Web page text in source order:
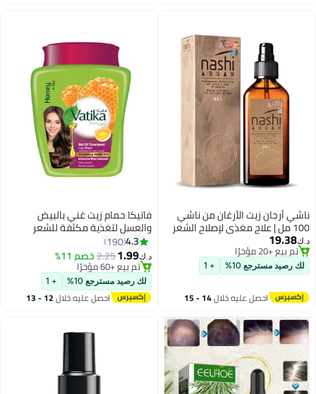
ناشي أرجان زيت الأرغان من ناشي
100 مل | علاج مغذي لإصلاح الشعر
ومنحه لمعاناً
د.ك‏19.38
تم بيع +20 مؤخرًا
تم بيع +20 مؤخرًا
لك رصيد مسترجع 10% + 1
احصل عليه خلال 14 - 15
فاتيكا حمام زيت غني بالبيض
والعسل لتغذية مكثفة للشعر
500جرام4.3
190
د.ك‏1.99
2.25خصم 11%
تم بيع +60 مؤخرًا
تم بيع +60 مؤخرًا
لك رصيد مسترجع 10% + 1
احصل عليه خلال 12 - 13